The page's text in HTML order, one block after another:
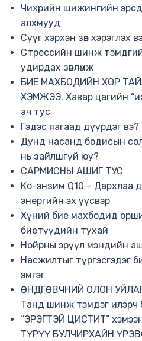
Чихрийн шижингийн
алхмууд
Сүүг хэрхэн зөв хэрэглэх
Стрессийн шинж
удирдах зөвлөмж
БИЕ МАХБОДИЙН ХОР
ХЭМЖЭЭ. Хавар цагийн
ач тус
Гэдэс яагаад дүүрдэг вэ?
Дунд насанд бодисын
нь зайлшгүй юу?
САРМИСНЫ АШИГ ТУС
Ко-энзим Q10 – Дархлаа
энергийн эх үүсвэр
Хүний бие махбодид
биетүүдийн тухай
Нойрны эрүүл мэндийн
Насжилтыг түргэсгэдэг
эмгэг
ӨНДГӨВЧНИЙ ОЛОН
Танд шинж тэмдэг илэрч
“ЭРЭГТЭЙ ЦИСТИТ”
ТҮРҮҮ БУЛЧИРХАЙН